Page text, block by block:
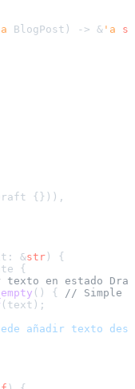
BlogPost) -> & 'a
{})),
&str ) {
{
en estado
() { // Simple
(text);
añadir texto